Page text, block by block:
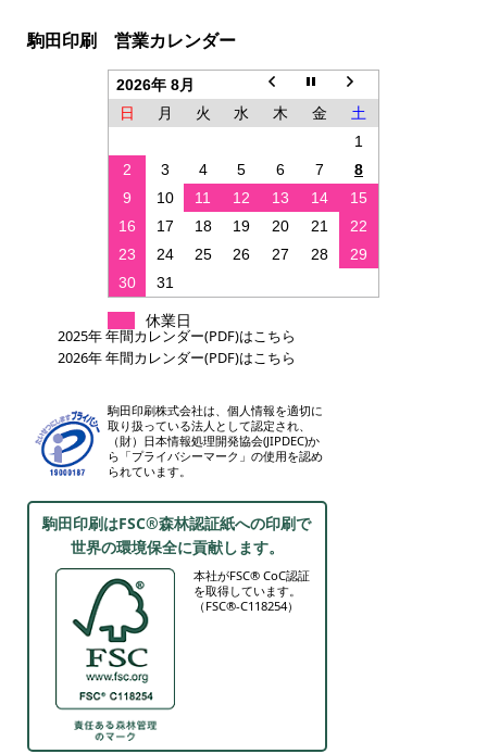
駒田印刷 営業カレンダー
2026年 8月
日
月 火 水 木 金
土
1
2
3 4 5 6 7
8
9
10 11 12 13 14
15
16
17 18 19 20 21
22
23
24 25 26 27 28
29
30
31
休業日
2025年 年間カレンダー(PDF)はこちら
2026年 年間カレンダー(PDF)はこちら
駒田印刷株式会社は、個人情報を適切に
取り扱っている法人として認定され、
（財）日本情報処理開発協会(JIPDEC)か
ら「プライバシーマーク」の使用を認め
られています。
駒田印刷はFSC®森林認証紙への印刷で
世界の環境保全に貢献します。
本社がFSC® CoC認証
を取得しています。
（FSC®-C118254）